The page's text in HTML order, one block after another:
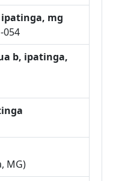
mg
054
b, ipatinga,
MG)